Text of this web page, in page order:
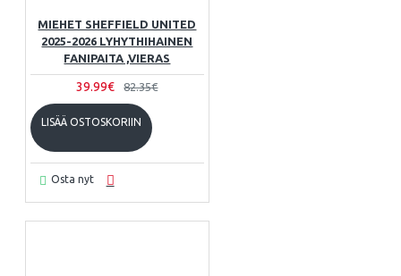
MIEHET SHEFFIELD UNITED
2025-2026 LYHYTHIHAINEN
FANIPAITA ,VIERAS
39.99€ 82.35€
LISÄÄ OSTOSKORIIN
Osta nyt